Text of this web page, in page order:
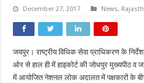
December 27, 2017 News,
जयपुर। राष्ट्रीय विधिक सेवा प्राधिकरण के
ओर से हाल ही में हाइकोर्ट की जोधपुर मुख्यपीठ व
में आयोजित नेशनल लोक अदालत में पक्षकारों के